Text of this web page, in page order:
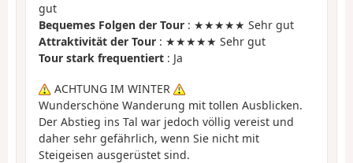
gut
Bequemes Folgen der Tour : ★★★★★ Sehr gut
Attraktivität der Tour : ★★★★★ Sehr gut
Tour stark frequentiert : Ja
ACHTUNG IM WINTER
Wunderschöne Wanderung mit tollen Ausblicken.
Der Abstieg ins Tal war jedoch völlig vereist und
daher sehr gefährlich, wenn Sie nicht mit
Steigeisen ausgerüstet sind.